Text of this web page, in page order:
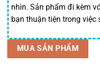
nhìn. Sản phẩm đi kèm
bạn thuận tiện trong việc
MUA SẢN PHẨM